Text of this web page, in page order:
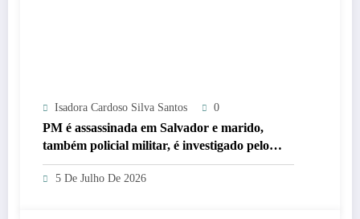
Isadora Cardoso Silva Santos 0
PM é assassinada em Salvador e marido,
também policial militar, é investigado pelo
crime
5 De Julho De 2026